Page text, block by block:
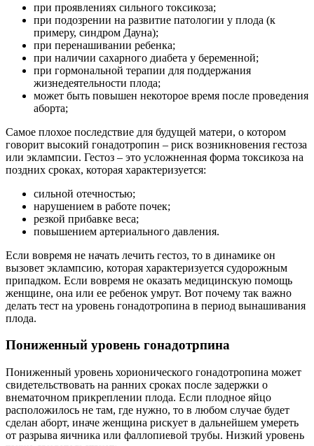
при проявлениях сильного токсикоза;
при подозрении на развитие патологии у плода (к
примеру, синдром Дауна);
при перенашивании ребенка;
при наличии сахарного диабета у беременной;
при гормональной терапии для поддержания
жизнедеятельности плода;
может быть повышен некоторое время после проведения
аборта;
Самое плохое последствие для будущей матери, о котором
говорит высокий гонадотропин – риск возникновения гестоза
или эклампсии. Гестоз – это усложненная форма токсикоза на
поздних сроках, которая характеризуется:
сильной отечностью;
нарушением в работе почек;
резкой прибавке веса;
повышением артериального давления.
Если вовремя не начать лечить гестоз, то в динамике он
вызовет эклампсию, которая характеризуется судорожным
припадком. Если вовремя не оказать медицинскую помощь
женщине, она или ее ребенок умрут. Вот почему так важно
делать тест на уровень гонадотропина в период вынашивания
плода.
Пониженный уровень гонадотрпина
Пониженный уровень хорионического гонадотропина может
свидетельствовать на ранних сроках после задержки о
внематочном прикреплении плода. Если плодное яйцо
расположилось не там, где нужно, то в любом случае будет
сделан аборт, иначе женщина рискует в дальнейшем умереть
от разрыва яичника или фаллопиевой трубы. Низкий уровень